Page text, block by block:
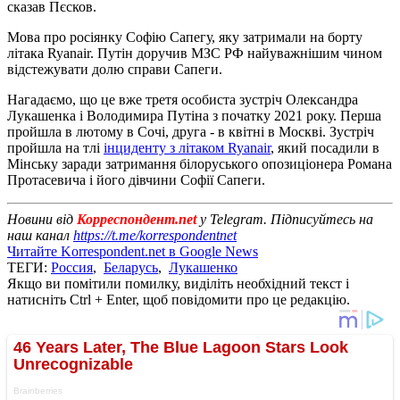
сказав Пєсков.
Мова про росіянку Софію Сапегу, яку затримали на борту
літака Ryanair. Путін доручив МЗС РФ найуважнішим чином
відстежувати долю справи Сапеги.
Нагадаємо, що це вже третя особиста зустріч Олександра
Лукашенка і Володимира Путіна з початку 2021 року. Перша
пройшла в лютому в Сочі, друга - в квітні в Москві. Зустріч
пройшла на тлі інциденту з літаком Ryanair, який посадили в
Мінську заради затримання білоруського опозиціонера Романа
Протасевича і його дівчини Софії Сапеги.
Новини від Корреспондент.netу Telegram. Підписуйтесь на
наш канал https://t.me/korrespondentnet
Читайте Korrespondent.net в Google News
ТЕГИ: Россия, Беларусь, Лукашенко
Якщо ви помітили помилку, виділіть необхідний текст і
натисніть Ctrl + Enter, щоб повідомити про це редакцію.